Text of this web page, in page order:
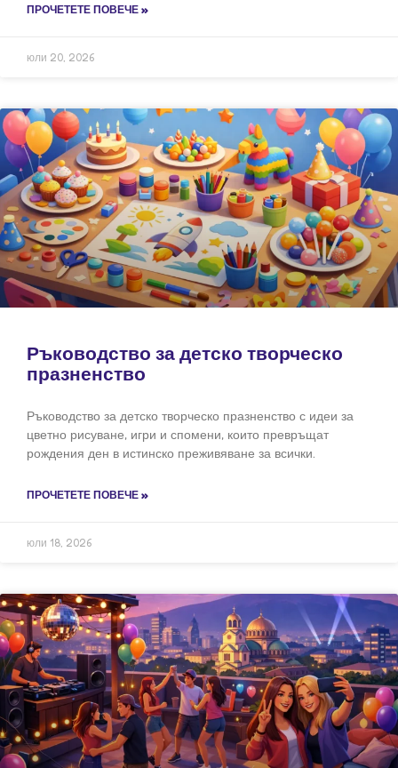
ПРОЧЕТЕТЕ ПОВЕЧЕ »
юли 20, 2026
Ръководство за детско творческо
празненство
Ръководство за детско творческо празненство с идеи за
цветно рисуване, игри и спомени, които превръщат
рождения ден в истинско преживяване за всички.
ПРОЧЕТЕТЕ ПОВЕЧЕ »
юли 18, 2026